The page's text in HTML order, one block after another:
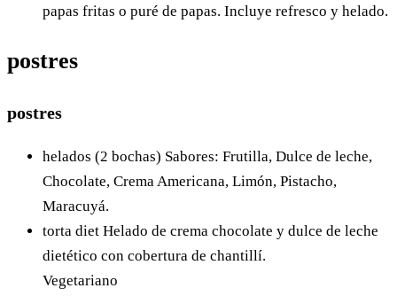
papas fritas o puré de papas. Incluye refresco y helado.
postres
postres
helados (2 bochas) Sabores: Frutilla, Dulce de leche,
Chocolate, Crema Americana, Limón, Pistacho,
Maracuyá.
torta diet Helado de crema chocolate y dulce de leche
dietético con cobertura de chantillí.
Vegetariano